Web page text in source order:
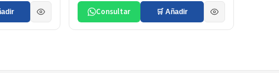
Consultar 🛒 Añadir